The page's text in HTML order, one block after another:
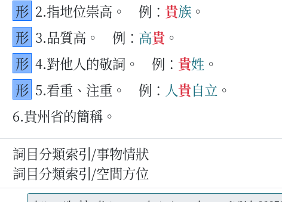
形 2.指地位崇高。 例： 貴族 。
形 3.品質高。 例： 高貴 。
形 4.對他人的敬詞。 例： 貴姓 。
形 5.看重、注重。 例： 人貴自立 。
6.貴州省的簡稱。
詞目分類索引/事物情狀
詞目分類索引/空間方位